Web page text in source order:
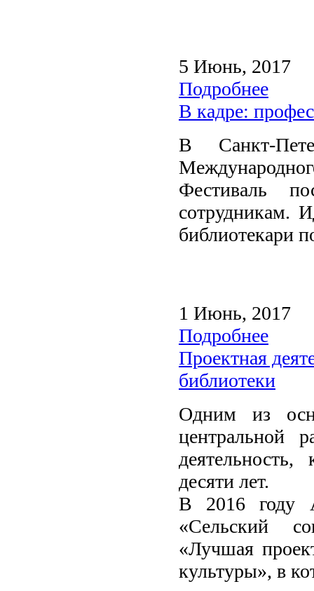
5 Июнь, 2017
Подробнее
В кадре:
В Санкт-
Фестиваль
сотрудникам.
библиотекари
1 Июнь, 2017
Подробнее
Проектная
библиотеки
Одним из
центральной
десяти лет.
В 2016 году
«Сельский
«Лучшая
культуры», в